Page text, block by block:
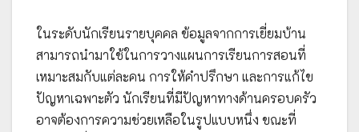
ในระดับนักเรียนรายบุคคล ข้อมูลจากการเยี่ยมบ้าน
สามารถนำมาใช้ในการวางแผนการเรียนการสอนที่
เหมาะสมกับแต่ละคน การให้คำปรึกษา และการแก้ไข
ปัญหาเฉพาะตัว นักเรียนที่มีปัญหาทางด้านครอบครัว
อาจต้องการความช่วยเหลือในรูปแบบหนึ่ง ขณะที่